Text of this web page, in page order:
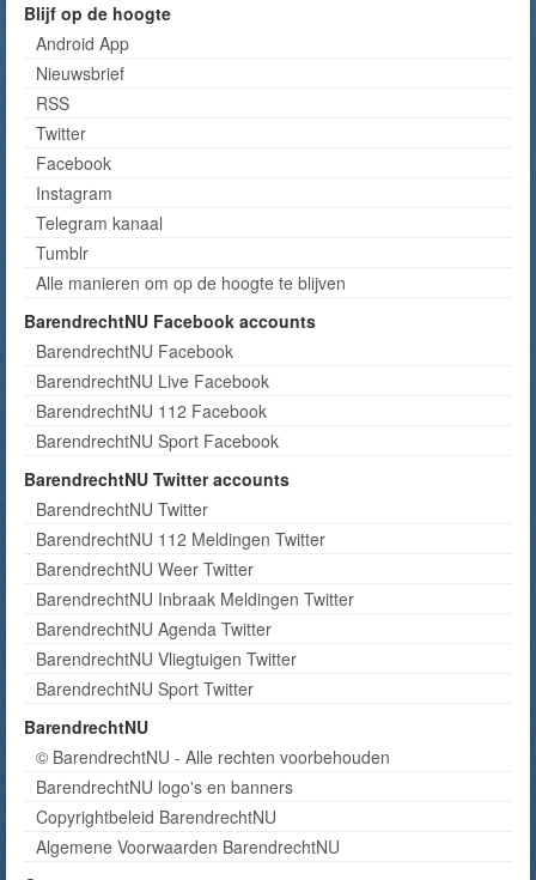
Blijf op de hoogte
Android App
Nieuwsbrief
RSS
Twitter
Facebook
Instagram
Telegram kanaal
Tumblr
Alle manieren om op de hoogte te blijven
BarendrechtNU Facebook accounts
BarendrechtNU Facebook
BarendrechtNU Live Facebook
BarendrechtNU 112 Facebook
BarendrechtNU Sport Facebook
BarendrechtNU Twitter accounts
BarendrechtNU Twitter
BarendrechtNU 112 Meldingen Twitter
BarendrechtNU Weer Twitter
BarendrechtNU Inbraak Meldingen Twitter
BarendrechtNU Agenda Twitter
BarendrechtNU Vliegtuigen Twitter
BarendrechtNU Sport Twitter
BarendrechtNU
© BarendrechtNU - Alle rechten voorbehouden
BarendrechtNU logo's en banners
Copyrightbeleid BarendrechtNU
Algemene Voorwaarden BarendrechtNU